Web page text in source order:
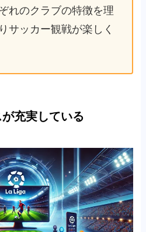
れのクラブの特徴を理
サッカー観戦が楽しく
充実している